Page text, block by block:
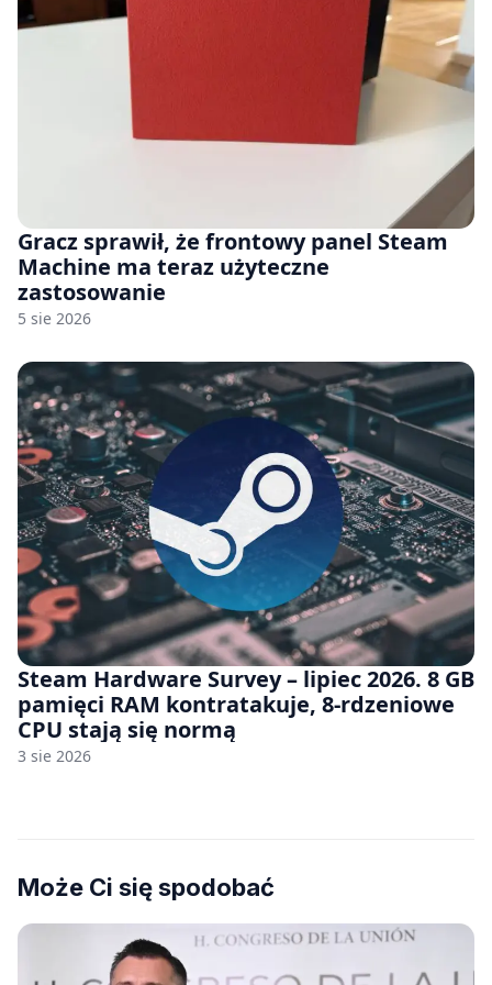
Gracz sprawił, że frontowy panel Steam
Machine ma teraz użyteczne
zastosowanie
5 sie 2026
Steam Hardware Survey – lipiec 2026. 8 GB
pamięci RAM kontratakuje, 8-rdzeniowe
CPU stają się normą
3 sie 2026
Może Ci się spodobać